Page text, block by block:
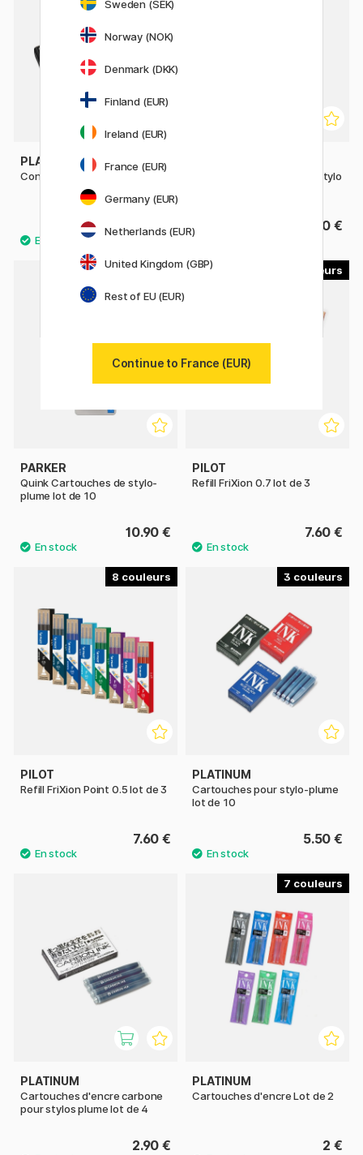
PLATINUM
Converter
8.90 €
QuinkFlow Cartouche de stylo
8.60 €
2
PARKER
Quink Cartouches de stylo-
plume lot de 10
10.90 €
PILOT
Refill FriXion 0.7 lot de 3
7.60 €
8
PILOT
Refill FriXion Point 0.5 lot de 3
7.60 €
3
PLATINUM
Cartouches pour stylo-plume
lot de 10
5.50 €
PLATINUM
Cartouches d'encre carbone
pour stylos plume lot de 4
2.90 €
7
PLATINUM
Cartouches d'encre Lot de 2
2 €
Sweden (SEK)
Norway (NOK)
Denmark (DKK)
Finland (EUR)
Ireland (EUR)
France (EUR)
Germany (EUR)
Netherlands (EUR)
United Kingdom (GBP)
Rest of EU (EUR)
Continue to France (EUR)